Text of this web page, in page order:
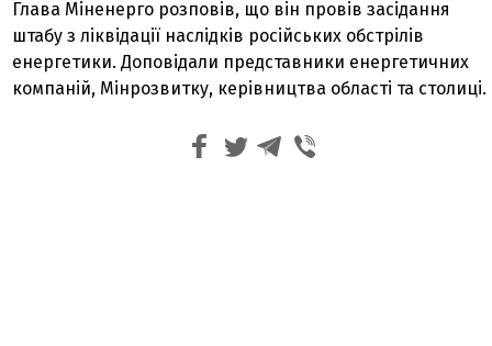
Глава Міненерго розповів, що він провів засідання
штабу з ліквідації наслідків російських обстрілів
енергетики. Доповідали представники енергетичних
компаній, Мінрозвитку, керівництва області та столиці.